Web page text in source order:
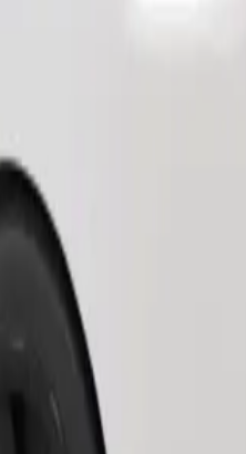
كمامة، وتحتاج الحيوانات